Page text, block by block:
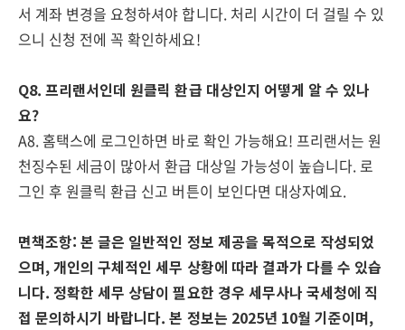
서 계좌 변경을 요청하셔야 합니다. 처리 시간이 더 걸릴 수 있
으니 신청 전에 꼭 확인하세요!
Q8. 프리랜서인데 원클릭 환급 대상인지 어떻게 알 수 있나
요?
A8. 홈택스에 로그인하면 바로 확인 가능해요! 프리랜서는 원
천징수된 세금이 많아서 환급 대상일 가능성이 높습니다. 로
그인 후 원클릭 환급 신고 버튼이 보인다면 대상자예요.
면책조항: 본 글은 일반적인 정보 제공을 목적으로 작성되었
으며, 개인의 구체적인 세무 상황에 따라 결과가 다를 수 있습
니다. 정확한 세무 상담이 필요한 경우 세무사나 국세청에 직
접 문의하시기 바랍니다. 본 정보는 2025년 10월 기준이며,